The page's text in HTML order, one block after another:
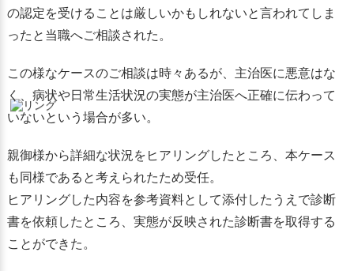
の認定を受けることは厳しいかもしれないと言われてしま
ったと当職へご相談された。
この様なケースのご相談は時々あるが、主治医に悪意はな
く、病状や日常生活状況の実態が主治医へ正確に伝わって
いないという場合が多い。
親御様から詳細な状況をヒアリングしたところ、本ケース
も同様であると考えられたため受任。
ヒアリングした内容を参考資料として添付したうえで診断
書を依頼したところ、実態が反映された診断書を取得する
ことができた。